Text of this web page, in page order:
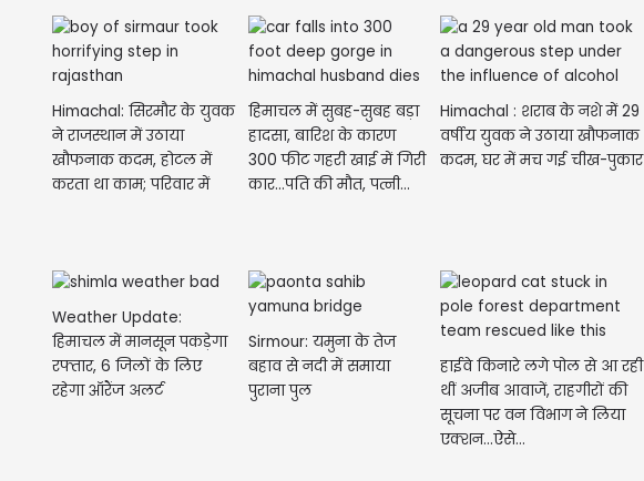
Himachal: सिरमौर के युवक
ने राजस्थान में उठाया
खौफनाक कदम, होटल में
करता था काम; परिवार में
हिमाचल में सुबह-सुबह बड़ा
हादसा, बारिश के कारण
300 फीट गहरी खाई में गिरी
कार...पति की मौत, पत्नी...
Himachal : शराब के नशे में 29
वर्षीय युवक ने उठाया खौफनाक
कदम, घर में मच गई चीख-पुकार
Weather Update:
हिमाचल में मानसून पकड़ेगा
रफ्तार, 6 जिलों के लिए
रहेगा ऑरैंज अलर्ट
Sirmour: यमुना के तेज
बहाव से नदी में समाया
पुराना पुल
हाईवे किनारे लगे पोल से आ रही
थीं अजीब आवाजें, राहगीरों की
सूचना पर वन विभाग ने लिया
एक्शन...ऐसे...